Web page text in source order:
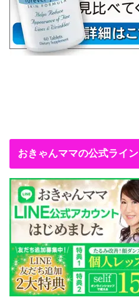
おきゃんママの公式ライン